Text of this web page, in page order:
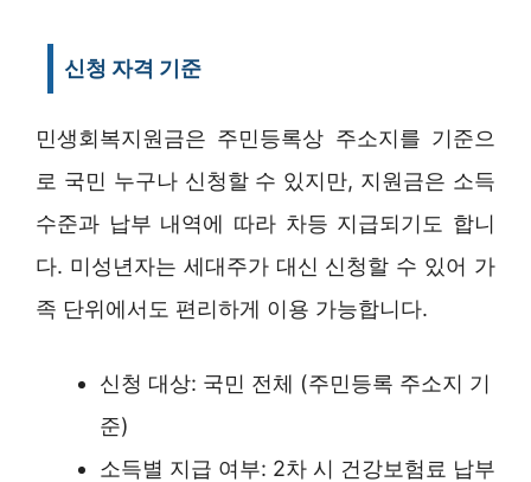
신청 자격 기준
민생회복지원금은 주민등록상 주소지를 기준으
로 국민 누구나 신청할 수 있지만, 지원금은 소득
수준과 납부 내역에 따라 차등 지급되기도 합니
다. 미성년자는 세대주가 대신 신청할 수 있어 가
족 단위에서도 편리하게 이용 가능합니다.
신청 대상: 국민 전체 (주민등록 주소지 기
준)
소득별 지급 여부: 2차 시 건강보험료 납부